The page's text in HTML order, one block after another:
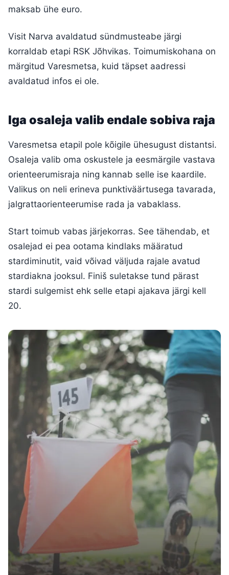
maksab ühe euro.
Visit Narva avaldatud sündmusteabe järgi
korraldab etapi RSK Jõhvikas. Toimumiskohana on
märgitud Varesmetsa, kuid täpset aadressi
avaldatud infos ei ole.
Iga osaleja valib endale sobiva raja
Varesmetsa etapil pole kõigile ühesugust distantsi.
Osaleja valib oma oskustele ja eesmärgile vastava
orienteerumisraja ning kannab selle ise kaardile.
Valikus on neli erineva punktiväärtusega tavarada,
jalgrattaorienteerumise rada ja vabaklass.
Start toimub vabas järjekorras. See tähendab, et
osalejad ei pea ootama kindlaks määratud
stardiminutit, vaid võivad väljuda rajale avatud
stardiakna jooksul. Finiš suletakse tund pärast
stardi sulgemist ehk selle etapi ajakava järgi kell
20.